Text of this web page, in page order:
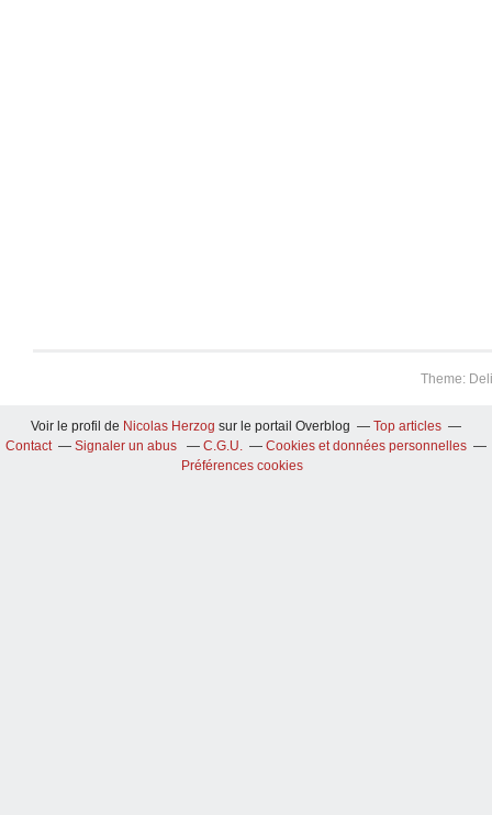
Theme:
Voir le profil de Nicolas Herzog sur le portail Overblog
Top articles
Contact
Signaler un abus C.G.U.
Cookies et données personnelles
Préférences cookies